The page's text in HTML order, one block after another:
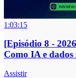
1:03:15
[Episódio 8 -
Como IA e
Assistir